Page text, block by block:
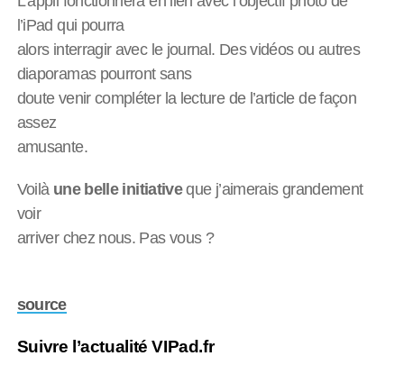
l’iPad qui pourra
alors interragir avec le journal. Des vidéos ou autres
diaporamas pourront sans
doute venir compléter la lecture de l’article de façon
assez
amusante.
Voilà une belle initiativeque j’aimerais grandement
voir
arriver chez nous. Pas vous ?
source
Suivre l’actualité VIPad.fr